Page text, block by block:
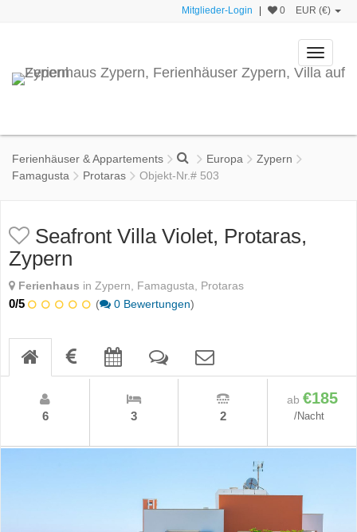
Mitglieder-Login 0 EUR (€)
Toggle
Ferienhäuser & Appartements Europa
Zypern
Famagusta
Protaras Objekt-Nr.# 503
Seafront Villa Violet, Protaras,
Zypern
Ferienhaus in Zypern, Famagusta, Protaras
0/5 ( 0 Bewertungen)
6 3 2
ab €185
/Nacht